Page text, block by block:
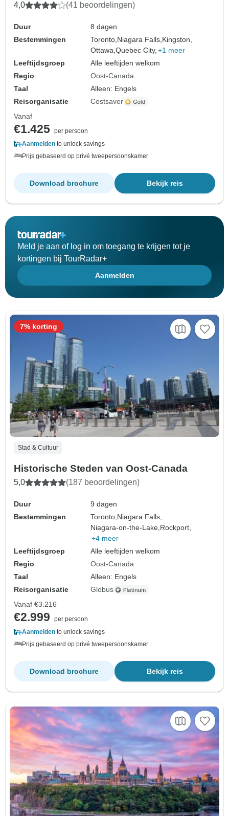
4,0 (41 beoordelingen)
Duur
8 dagen
Bestemmingen
Toronto, Niagara Falls, Kingston,
Ottawa,Quebec City, +1 meer
Leeftijdsgroep
Alle leeftijden welkom
Regio
Oost-Canada
Taal
Alleen: Engels
Reisorganisatie
Costsaver
Vanaf
€1.425 per persoon
Aanmelden to unlock savings
Prijs gebaseerd op privé tweepersoonskamer
Bekijk reis
Download brochure
Meld je aan of log in om toegang te krijgen tot je
kortingen bij TourRadar+
Aanmelden
Stad & Cultuur
Historische Steden van Oost-Canada
5,0 (187 beoordelingen)
Duur
9 dagen
Bestemmingen
Toronto,Niagara Falls,
Niagara-on-the-Lake,Rockport,
+4 meer
Leeftijdsgroep
Alle leeftijden welkom
Regio
Oost-Canada
Taal
Alleen: Engels
Reisorganisatie
Globus
7% korting
Vanaf €3.216
€2.999
per persoon
Aanmelden to unlock savings
Prijs gebaseerd op privé tweepersoonskamer
Bekijk reis
Download brochure